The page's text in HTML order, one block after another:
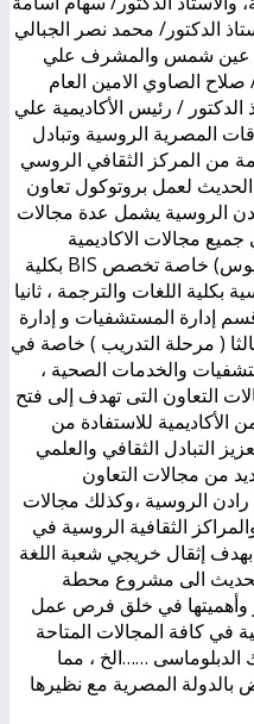
الدكتور/ محمد نصر الجبالي
عين شمس والمشرف علي
الصاوي الامين العام
الدكتور / رئيس الأكاديمية علي
المصرية الروسية وتبادل
من المركز الثقافي الروسي
الحديث لعمل بروتوكول تعاون
الروسية يشمل عدة مجالات
جميع مجالات الاكاديمية
المختلفة ، ومنها (مرحلة البكالوريوس) خاصة تخصص BIS بكلية
بكلية اللغات والترجمة ، ثانيا
إدارة المستشفيات و إدارة
( مرحلة التدريب ) خاصة في
والخدمات الصحية ،
التعاون التى تهدف إلى فتح
للاستفادة من
التبادل الثقافي والعلمي
من مجالات التعاون
رادن الروسية ،وكذلك مجالات
الثقافية الروسية في
إثقال خريجي شعبة اللغة
الحديث الى مشروع محطة
وأهميتها في خلق فرص عمل
في كافة المجالات المتاحة
الدبلوماسى ……الخ ، مما
بالدولة المصرية مع نظيرها